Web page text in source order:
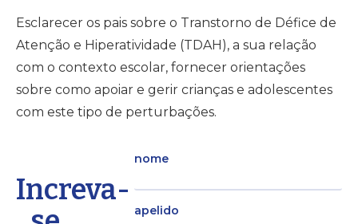
Esclarecer os pais sobre o Transtorno de Défice de
Atenção e Hiperatividade (TDAH), a sua relação
com o contexto escolar, fornecer orientações
sobre como apoiar e gerir crianças e adolescentes
com este tipo de perturbações.
Increva-
nome
apelido